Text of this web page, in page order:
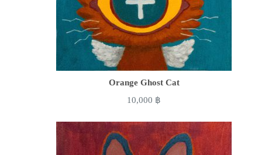
Orange Ghost Cat
10,000 ฿